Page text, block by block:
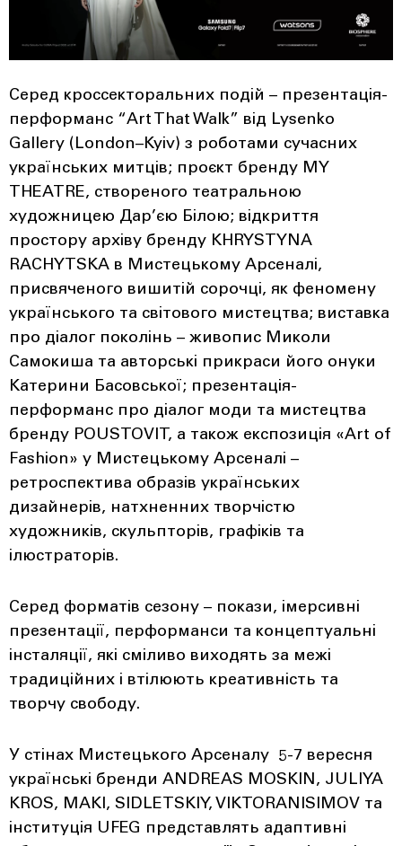
Серед кроссекторальних подій – презентація-
перформанс “Art That Walk” від Lysenko
Gallery (London–Kyiv) з роботами сучасних
українських митців; проєкт бренду MY
THEATRE, створеного театральною
художницею Дар’єю Білою; відкриття
простору архіву бренду KHRYSTYNA
RACHYTSKA в Мистецькому Арсеналі,
присвяченого вишитій сорочці, як феномену
українського та світового мистецтва; виставка
про діалог поколінь – живопис Миколи
Самокиша та авторські прикраси його онуки
Катерини Басовської; презентація-
перформанс про діалог моди та мистецтва
бренду POUSTOVIT, а також експозиція «Art of
Fashion» у Мистецькому Арсеналі –
ретроспектива образів українських
дизайнерів, натхненних творчістю
художників, скульпторів, графіків та
ілюстраторів.
Серед форматів сезону – покази, імерсивні
презентації, перформанси та концептуальні
інсталяції, які сміливо виходять за межі
традиційних і втілюють креативність та
творчу свободу.
У стінах Мистецького Арсеналу 5-7 вересня
українські бренди ANDREAS MOSKIN, JULIYA
KROS, MAKI, SIDLETSKIY, VIKTORANISIMOV та
інституція UFEG представлять адаптивні